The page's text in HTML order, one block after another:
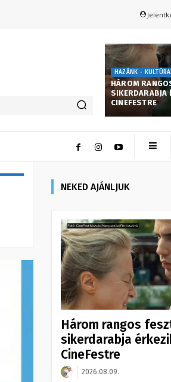
HAZÁNK - KULTÚRA
HÁROM
SIKERDARABJA
CINEFESTRE
NEKED AJÁNLJUK
Három rangos
sikerdarabja
CineFestre
2026.08.09.